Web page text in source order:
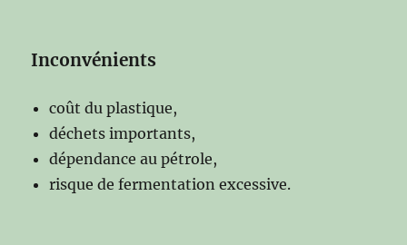
Inconvénients
coût du plastique,
déchets importants,
dépendance au pétrole,
risque de fermentation excessive.